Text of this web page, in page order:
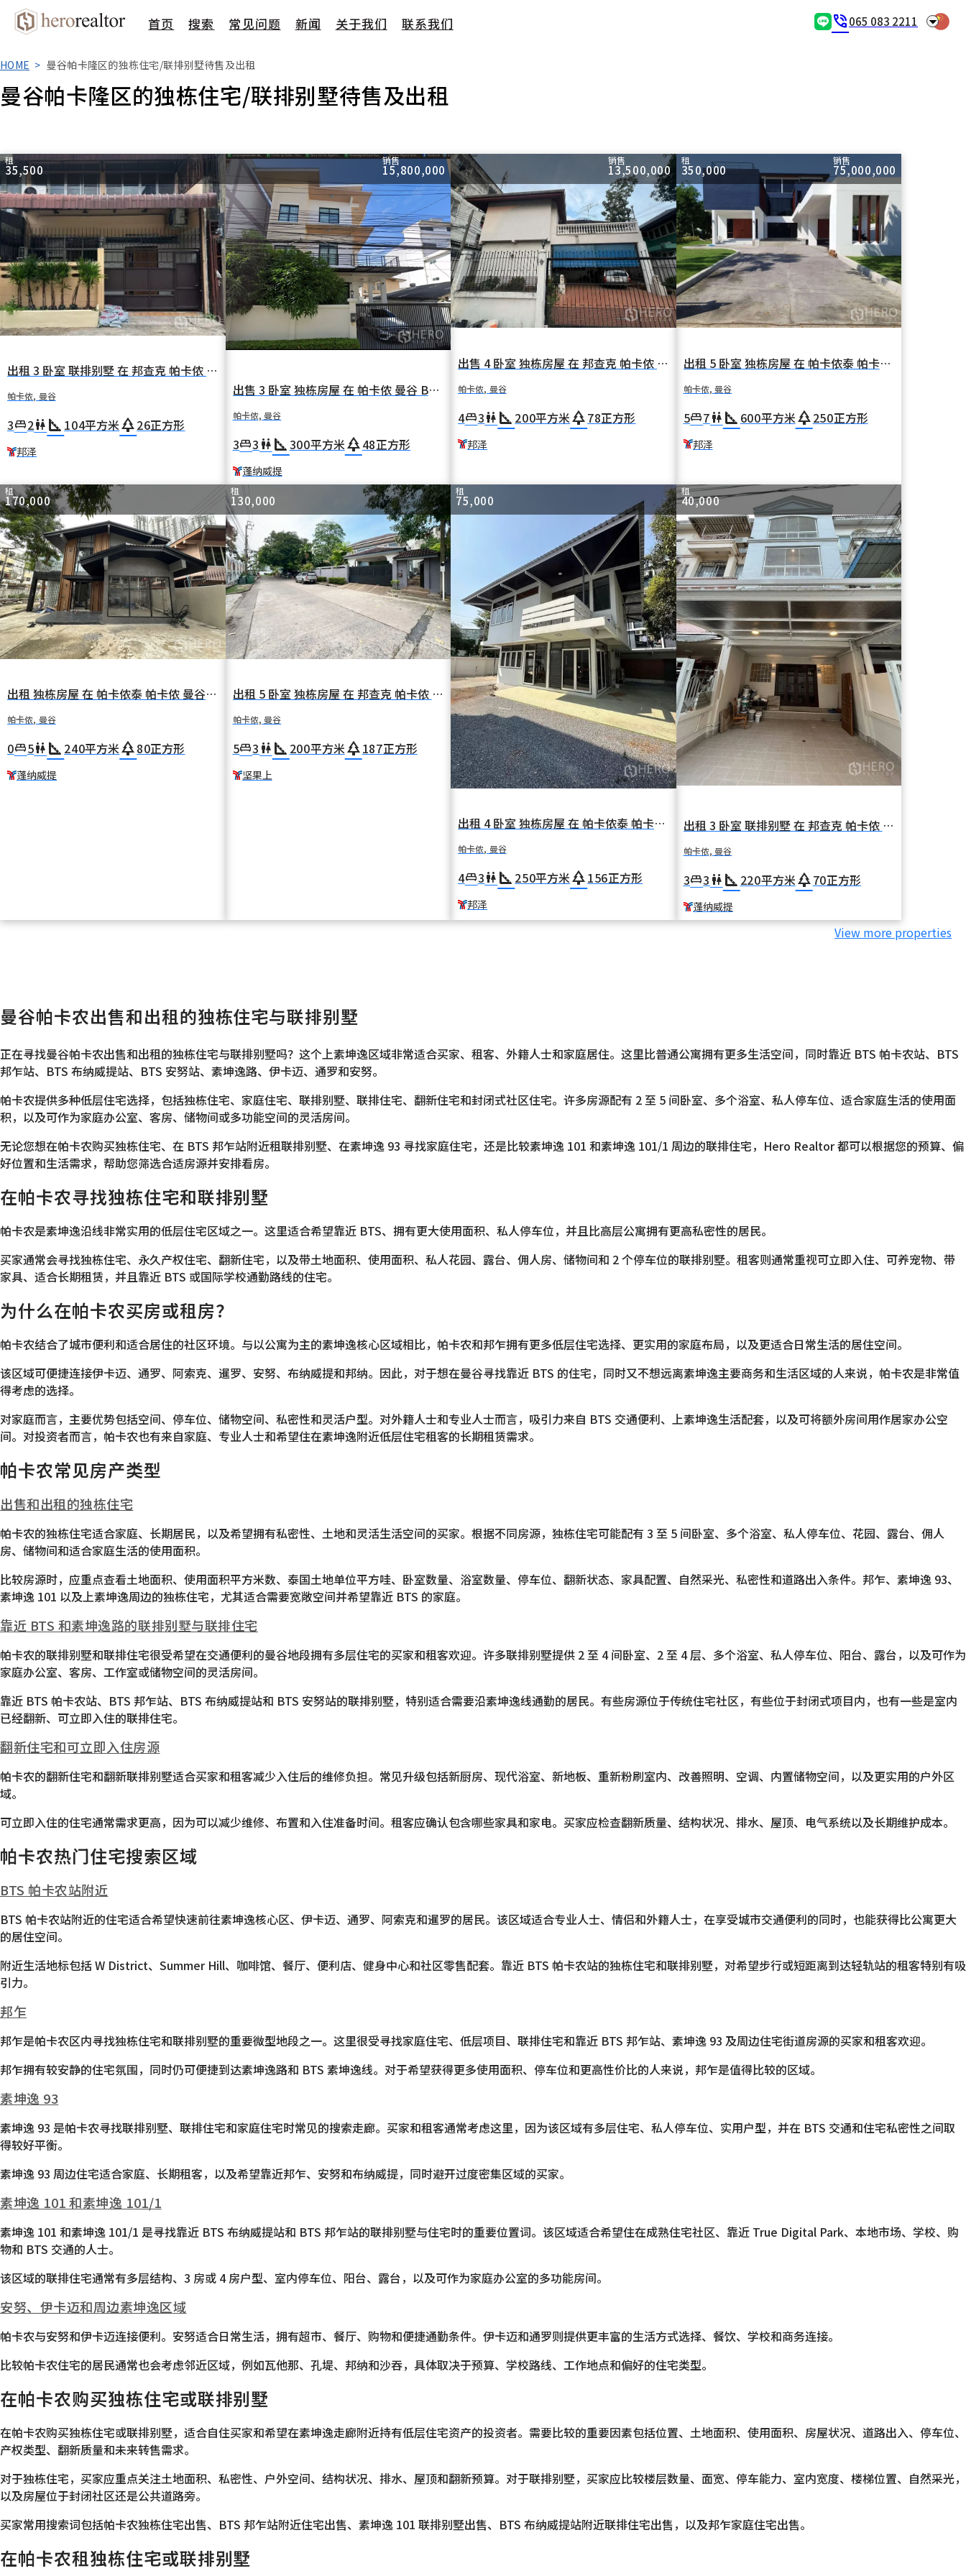
首页 搜索 常见问题 新闻 关于我们 联系我们 phone_in_talk065 083 2211 arrow_drop_down
HOME 曼谷帕卡隆区的独栋住宅/联排别墅待售及出租
曼谷帕卡隆区的独栋住宅/联排别墅待售及出租
租
35,500
出租 3 卧室 联排别墅 在 邦查克 帕卡侬 曼谷 BTS 邦泽
帕卡侬, 曼谷
3king_bed2wc square_foot 104平方米park26正方形
邦泽
销售
15,800,000
出售 3 卧室 独栋房屋 在 帕卡侬 曼谷 BTS 蓬纳威提
帕卡侬, 曼谷
3king_bed3 wc square_foot300平方米park48正方形
蓬纳威提
销售
13,500,000
出售 4 卧室 独栋房屋 在 邦查克 帕卡侬 曼谷 BTS 邦泽
帕卡侬, 曼谷
4king_bed3wc square_foot 200平方米park78正方形
邦泽
租
350,000
销售
75,000,000
出租 5 卧室 独栋房屋 在 帕卡侬泰 帕卡侬 曼谷 BTS 邦泽
帕卡侬, 曼谷
5king_bed7wc square_foot 600平方米park250正方形
邦泽
租
170,000
出租 独栋房屋 在 帕卡侬泰 帕卡侬 曼谷 BTS 蓬纳威提
帕卡侬, 曼谷
0king_bed5wc square_foot 240平方米park80正方形
蓬纳威提
租
130,000
出租 5 卧室 独栋房屋 在 邦查克 帕卡侬 曼谷 BTS 坚果上
帕卡侬, 曼谷
5king_bed3 wc square_foot 200平方米park187正方形
坚果上
租
75,000
出租 4 卧室 独栋房屋 在 帕卡侬泰 帕卡侬 曼谷 BTS 邦泽
帕卡侬, 曼谷
4king_bed3wc square_foot 250平方米park156正方形
邦泽
租
40,000
出租 3 卧室 联排别墅 在 邦查克 帕卡侬 曼谷 BTS 蓬纳威提
帕卡侬, 曼谷
3king_bed3 wc square_foot 220平方米park70正方形
蓬纳威提
View more properties
曼谷帕卡农出售和出租的独栋住宅与联排别墅
正在寻找曼谷帕卡农出售和出租的独栋住宅与联排别墅吗？这个上素坤逸区域非常适合买家、租客、外籍人士和家庭居住。这里比普通公寓拥有更多生活空间，同时靠近 BTS 帕卡农站、BTS
邦乍站、BTS 布纳威提站、BTS 安努站、素坤逸路、伊卡迈、通罗和安努。
帕卡农提供多种低层住宅选择，包括独栋住宅、家庭住宅、联排别墅、联排住宅、翻新住宅和封闭式社区住宅。许多房源配有 2 至 5 间卧室、多个浴室、私人停车位、适合家庭生活的使用面
积，以及可作为家庭办公室、客房、储物间或多功能空间的灵活房间。
无论您想在帕卡农购买独栋住宅、在 BTS 邦乍站附近租联排别墅、在素坤逸 93 寻找家庭住宅，还是比较素坤逸 101 和素坤逸 101/1 周边的联排住宅，Hero Realtor 都可以根据您的预算、偏
好位置和生活需求，帮助您筛选合适房源并安排看房。
在帕卡农寻找独栋住宅和联排别墅
帕卡农是素坤逸沿线非常实用的低层住宅区域之一。这里适合希望靠近 BTS、拥有更大使用面积、私人停车位，并且比高层公寓拥有更高私密性的居民。
买家通常会寻找独栋住宅、永久产权住宅、翻新住宅，以及带土地面积、使用面积、私人花园、露台、佣人房、储物间和 2 个停车位的联排别墅。租客则通常重视可立即入住、可养宠物、带
家具、适合长期租赁，并且靠近 BTS 或国际学校通勤路线的住宅。
为什么在帕卡农买房或租房？
帕卡农结合了城市便利和适合居住的社区环境。与以公寓为主的素坤逸核心区域相比，帕卡农和邦乍拥有更多低层住宅选择、更实用的家庭布局，以及更适合日常生活的居住空间。
该区域可便捷连接伊卡迈、通罗、阿索克、暹罗、安努、布纳威提和邦纳。因此，对于想在曼谷寻找靠近 BTS 的住宅，同时又不想远离素坤逸主要商务和生活区域的人来说，帕卡农是非常值
得考虑的选择。
对家庭而言，主要优势包括空间、停车位、储物空间、私密性和灵活户型。对外籍人士和专业人士而言，吸引力来自 BTS 交通便利、上素坤逸生活配套，以及可将额外房间用作居家办公空
间。对投资者而言，帕卡农也有来自家庭、专业人士和希望住在素坤逸附近低层住宅租客的长期租赁需求。
帕卡农常见房产类型
出售和出租的独栋住宅
帕卡农的独栋住宅适合家庭、长期居民，以及希望拥有私密性、土地和灵活生活空间的买家。根据不同房源，独栋住宅可能配有 3 至 5 间卧室、多个浴室、私人停车位、花园、露台、佣人
房、储物间和适合家庭生活的使用面积。
比较房源时，应重点查看土地面积、使用面积平方米数、泰国土地单位平方哇、卧室数量、浴室数量、停车位、翻新状态、家具配置、自然采光、私密性和道路出入条件。邦乍、素坤逸 93、
素坤逸 101 以及上素坤逸周边的独栋住宅，尤其适合需要宽敞空间并希望靠近 BTS 的家庭。
靠近 BTS 和素坤逸路的联排别墅与联排住宅
帕卡农的联排别墅和联排住宅很受希望在交通便利的曼谷地段拥有多层住宅的买家和租客欢迎。许多联排别墅提供 2 至 4 间卧室、2 至 4 层、多个浴室、私人停车位、阳台、露台，以及可作为
家庭办公室、客房、工作室或储物空间的灵活房间。
靠近 BTS 帕卡农站、BTS 邦乍站、BTS 布纳威提站和 BTS 安努站的联排别墅，特别适合需要沿素坤逸线通勤的居民。有些房源位于传统住宅社区，有些位于封闭式项目内，也有一些是室内
已经翻新、可立即入住的联排住宅。
翻新住宅和可立即入住房源
帕卡农的翻新住宅和翻新联排别墅适合买家和租客减少入住后的维修负担。常见升级包括新厨房、现代浴室、新地板、重新粉刷室内、改善照明、空调、内置储物空间，以及更实用的户外区
域。
可立即入住的住宅通常需求更高，因为可以减少维修、布置和入住准备时间。租客应确认包含哪些家具和家电。买家应检查翻新质量、结构状况、排水、屋顶、电气系统以及长期维护成本。
帕卡农热门住宅搜索区域
BTS 帕卡农站附近
BTS 帕卡农站附近的住宅适合希望快速前往素坤逸核心区、伊卡迈、通罗、阿索克和暹罗的居民。该区域适合专业人士、情侣和外籍人士，在享受城市交通便利的同时，也能获得比公寓更大
的居住空间。
附近生活地标包括 W District、Summer Hill、咖啡馆、餐厅、便利店、健身中心和社区零售配套。靠近 BTS 帕卡农站的独栋住宅和联排别墅，对希望步行或短距离到达轻轨站的租客特别有吸
引力。
邦乍
邦乍是帕卡农区内寻找独栋住宅和联排别墅的重要微型地段之一。这里很受寻找家庭住宅、低层项目、联排住宅和靠近 BTS 邦乍站、素坤逸 93 及周边住宅街道房源的买家和租客欢迎。
邦乍拥有较安静的住宅氛围，同时仍可便捷到达素坤逸路和 BTS 素坤逸线。对于希望获得更多使用面积、停车位和更高性价比的人来说，邦乍是值得比较的区域。
素坤逸 93
素坤逸 93 是帕卡农寻找联排别墅、联排住宅和家庭住宅时常见的搜索走廊。买家和租客通常考虑这里，因为该区域有多层住宅、私人停车位、实用户型，并在 BTS 交通和住宅私密性之间取
得较好平衡。
素坤逸 93 周边住宅适合家庭、长期租客，以及希望靠近邦乍、安努和布纳威提，同时避开过度密集区域的买家。
素坤逸 101 和素坤逸 101/1
素坤逸 101 和素坤逸 101/1 是寻找靠近 BTS 布纳威提站和 BTS 邦乍站的联排别墅与住宅时的重要位置词。该区域适合希望住在成熟住宅社区、靠近 True Digital Park、本地市场、学校、购
物和 BTS 交通的人士。
该区域的联排住宅通常有多层结构、3 房或 4 房户型、室内停车位、阳台、露台，以及可作为家庭办公室的多功能房间。
安努、伊卡迈和周边素坤逸区域
帕卡农与安努和伊卡迈连接便利。安努适合日常生活，拥有超市、餐厅、购物和便捷通勤条件。伊卡迈和通罗则提供更丰富的生活方式选择、餐饮、学校和商务连接。
比较帕卡农住宅的居民通常也会考虑邻近区域，例如瓦他那、孔堤、邦纳和沙吞，具体取决于预算、学校路线、工作地点和偏好的住宅类型。
在帕卡农购买独栋住宅或联排别墅
在帕卡农购买独栋住宅或联排别墅，适合自住买家和希望在素坤逸走廊附近持有低层住宅资产的投资者。需要比较的重要因素包括位置、土地面积、使用面积、房屋状况、道路出入、停车位、
产权类型、翻新质量和未来转售需求。
对于独栋住宅，买家应重点关注土地面积、私密性、户外空间、结构状况、排水、屋顶和翻新预算。对于联排别墅，买家应比较楼层数量、面宽、停车能力、室内宽度、楼梯位置、自然采光，
以及房屋位于封闭社区还是公共道路旁。
买家常用搜索词包括帕卡农独栋住宅出售、BTS 邦乍站附近住宅出售、素坤逸 101 联排别墅出售、BTS 布纳威提站附近联排住宅出售，以及邦乍家庭住宅出售。
在帕卡农租独栋住宅或联排别墅